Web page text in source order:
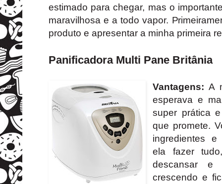
estimado para chegar, mas o
maravilhosa e a todo vapor.
produto e apresentar a minha primeira
Panificadora Multi Pane Britânia
Vantagens: A
esperava e
super prática
que promete.
ingredientes
ela fazer
descansar e
crescendo e